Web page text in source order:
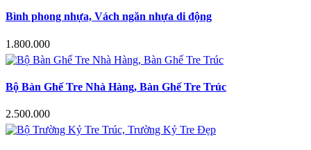
Bình phong nhựa, Vách ngăn nhựa di động
1.800.000
Bộ Bàn Ghế Tre Nhà Hàng, Bàn Ghế Tre Trúc
2.500.000